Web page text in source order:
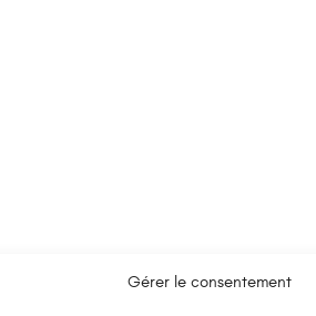
Gérer le consentement